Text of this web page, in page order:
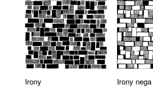
Irony Irony nega